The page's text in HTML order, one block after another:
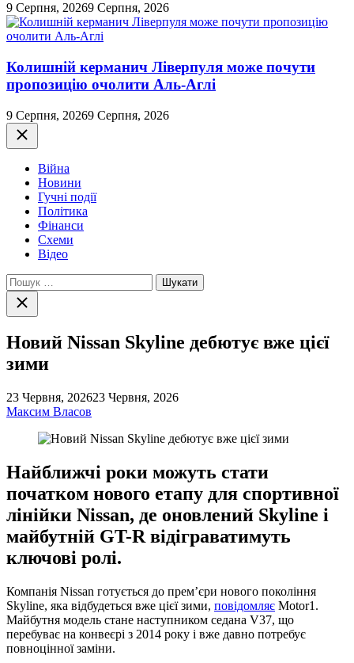
9 Серпня, 20269 Серпня, 2026
Колишній керманич Ліверпуля може почути
пропозицію очолити Аль-Аглі
9 Серпня, 20269 Серпня, 2026
Закрити
Війна
Новини
Гучні події
Політика
Фінанси
Схеми
Відео
Пошук:
Закрити
пошук
Новий Nissan Skyline дебютує вже цієї
зими
23 Червня, 202623 Червня, 2026
Максим Власов
Найближчі роки можуть стати
початком нового етапу для спортивної
лінійки Nissan, де оновлений Skyline і
майбутній GT-R відіграватимуть
ключові ролі.
Компанія Nissan готується до прем’єри нового покоління
Skyline, яка відбудеться вже цієї зими, повідомляє Motor1.
Майбутня модель стане наступником седана V37, що
перебуває на конвеєрі з 2014 року і вже давно потребує
повноцінної заміни.